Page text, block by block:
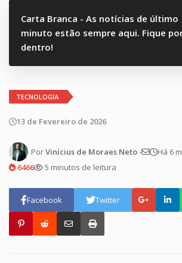
Carta Branca - As notícias de último
minuto estão sempre aqui. Fique
dentro!
TECNOLOGIA
13 de Fevereiro de 2026
PorVinícius de Moraes Neto-
Há 6
6466
5 minutos de leitura
Facebook Twitter